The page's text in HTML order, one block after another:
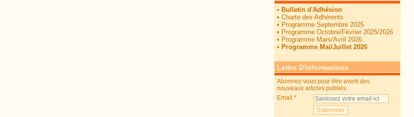
• Bulletin d'Adhésion
• Charte des Adhérents
• Programme Septembre 2025
• Programme Octobre/Février 2025/2026
• Programme Mars/Avril 2026
• Programme Mai/Juillet 2026
Lettre D'informations
Abonnez-vous pour être averti des
nouveaux articles publiés.
Email